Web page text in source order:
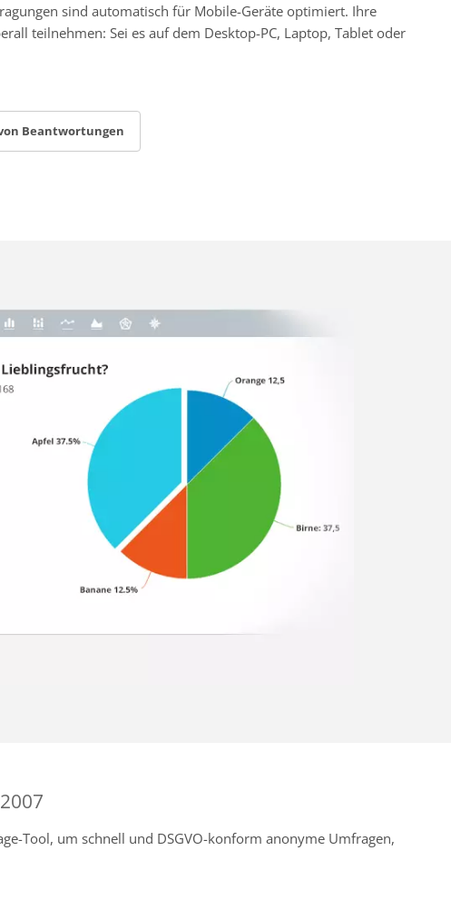
sind automatisch für Mobile-Geräte optimiert. Ihre
teilnehmen: Sei es auf dem Desktop-PC, Laptop, Tablet oder
Beantwortungen
Tool, um schnell und DSGVO-konform anonyme Umfragen,